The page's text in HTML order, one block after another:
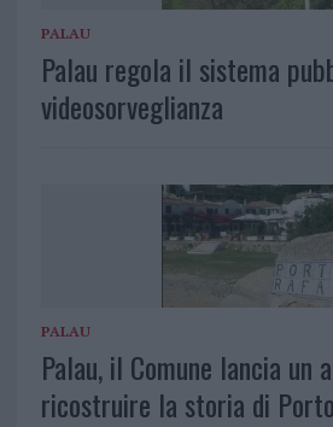
PALAU
Palau regola il sistema
videosorveglianza
PALAU
Palau, il Comune lancia un
ricostruire la storia di